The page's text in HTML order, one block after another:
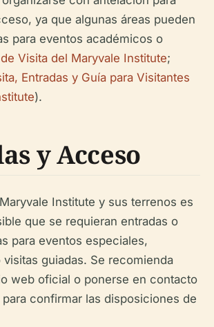
ya que algunas áreas pueden
para eventos académicos o
Visita del Maryvale Institute;
Entradas y Guía para Visitantes
).
y Acceso
Institute y sus terrenos es
que se requieran entradas o
para eventos especiales,
guiadas. Se recomienda
web oficial o ponerse en contacto
confirmar las disposiciones de